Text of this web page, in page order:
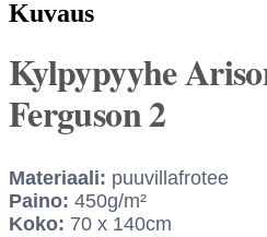
Kuvaus
Kylpypyyhe
Ferguson 2
Materiaali: puuvillafrotee
Paino: 450g/m²
Koko: 70 x 140cm